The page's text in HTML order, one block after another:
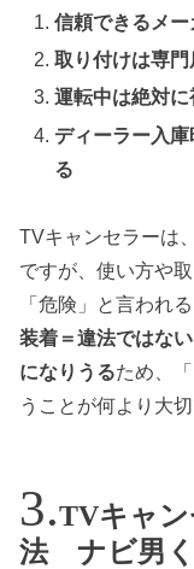
信頼できるメ
取り付けは専
運転中は絶対
ディーラー入
る
TVキャンセラーは、
ですが、使い方や
「危険」と言われ
装着＝違法ではない
になりうるため、
うことが何より大切
TVキャ
法 ナビ男く